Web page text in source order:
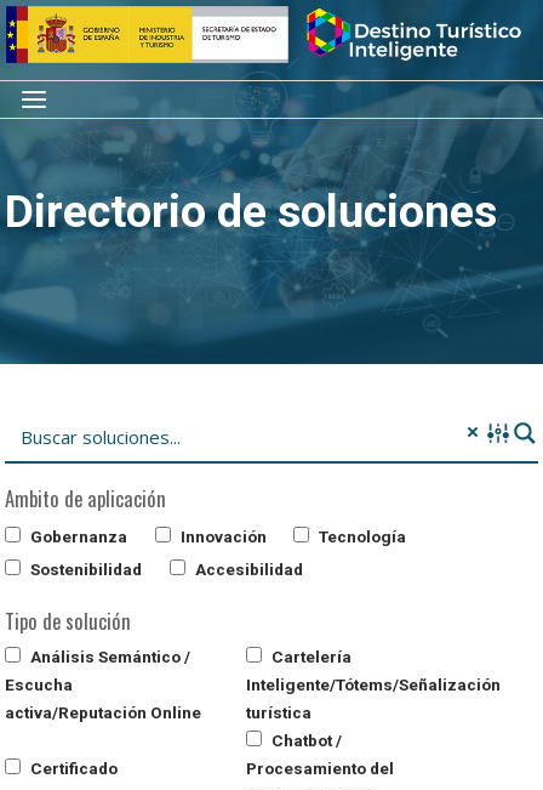
Saltar
al
contenido
Inicio
Menú
Directorio de soluciones
Ambito de aplicación
Gobernanza Innovación
Tecnología
Sostenibilidad
Accesibilidad
Tipo de solución
Análisis Semántico /
Escucha
activa/Reputación Online
Cartelería
Inteligente/Tótems/Señalización
turística
Certificado
Chatbot /
Procesamiento del